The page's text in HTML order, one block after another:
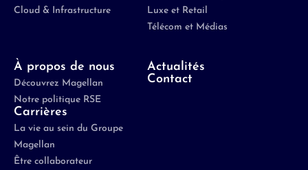
Cloud & Infrastructure
Luxe et Retail
Télécom et Médias
À propos de nous
Découvrez Magellan
Notre politique RSE
Carrières
La vie au sein du Groupe
Magellan
Être collaborateur
Actualités
Contact